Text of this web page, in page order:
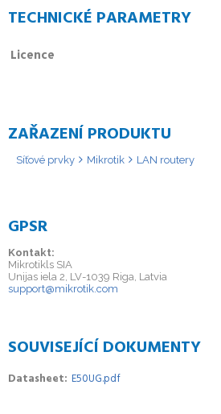
TECHNICKÉ PARAMETRY
Licence
ZAŘAZENÍ PRODUKTU
Síťové prvky Mikrotik LAN routery
GPSR
Kontakt:
Mikrotikls SIA
Unijas iela 2, LV-1039 Riga, Latvia
support@mikrotik.com
SOUVISEJÍCÍ DOKUMENTY
Datasheet E50UG.pdf